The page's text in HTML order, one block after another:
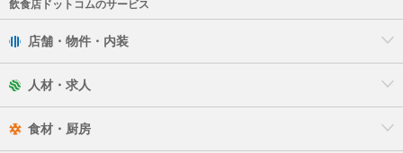
飲食店ドットコムのサービス
店舗・物件・内装
人材・求人
食材・厨房